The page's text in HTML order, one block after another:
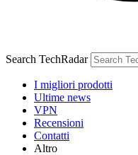
Search TechRadar
I migliori prodotti
Ultime news
VPN
Recensioni
Contatti
Altro